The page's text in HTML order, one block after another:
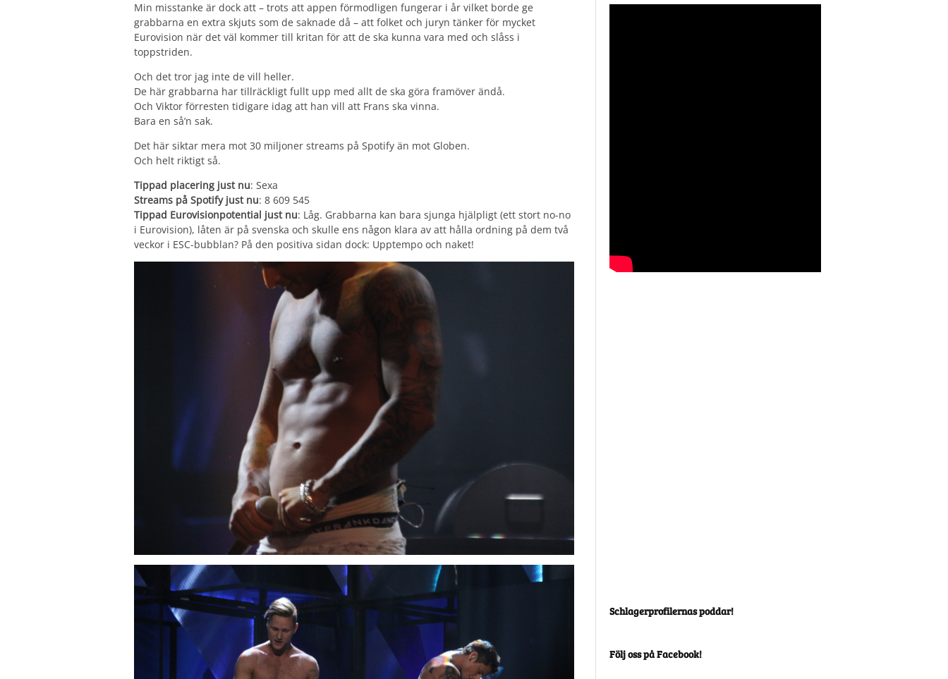
Min misstanke är dock att – trots att appen förmodligen fungerar i år vilket borde ge
grabbarna en extra skjuts som de saknade då – att folket och juryn tänker för mycket
Eurovision när det väl kommer till kritan för att de ska kunna vara med och slåss i
toppstriden.
Och det tror jag inte de vill heller.
De här grabbarna har tillräckligt fullt upp med allt de ska göra framöver ändå.
Och Viktor förresten tidigare idag att han vill att Frans ska vinna.
Bara en så’n sak.
Det här siktar mera mot 30 miljoner streams på Spotify än mot Globen.
Och helt riktigt så.
Tippad placering just nu: Sexa
Streams på Spotify just nu: 8 609 545
Tippad Eurovisionpotential just nu: Låg. Grabbarna kan bara sjunga hjälpligt (ett stort no-no
i Eurovision), låten är på svenska och skulle ens någon klara av att hålla ordning på dem två
veckor i ESC-bubblan? På den positiva sidan dock: Upptempo och naket!
Schlagerprofilernas poddar!
Följ oss på Facebook!